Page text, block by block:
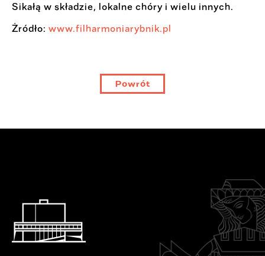
Sikałą w składzie, lokalne chóry i wielu innych.
Żródło: www.filharmoniarybnik.pl
Powrót